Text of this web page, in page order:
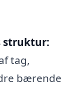
struktur:
tag,
bærende